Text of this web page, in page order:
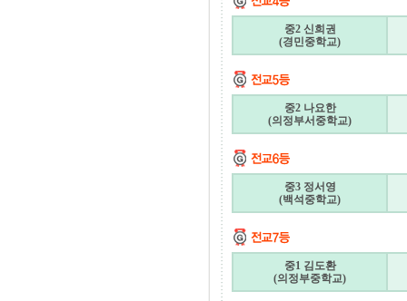
중2 신희권
(경민중학교)
중2 나요한
(의정부서중학교)
중3 정서영
(백석중학교)
중1 김도환
(의정부중학교)